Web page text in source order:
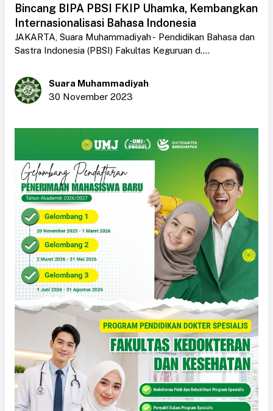
Bincang BIPA PBSI FKIP Uhamka, Kembangkan
Internasionalisasi Bahasa Indonesia
JAKARTA, Suara Muhammadiyah - Pendidikan Bahasa dan
Sastra Indonesia (PBSI) Fakultas Keguruan d....
Suara Muhammadiyah
30 November 2023